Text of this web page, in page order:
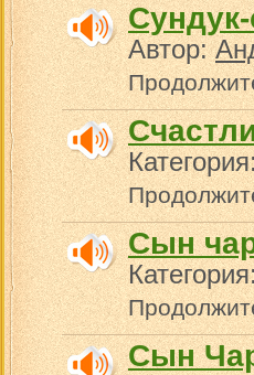
Автор:
Сын
Сын